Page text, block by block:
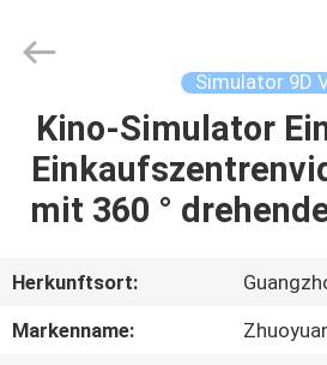
HEIM
PRODUKTE
VR
SHOW
Co.,Ltd.
Simulator 9D
Kino-Simulator
mit 360 °
Herkunftsort:
Markenname: